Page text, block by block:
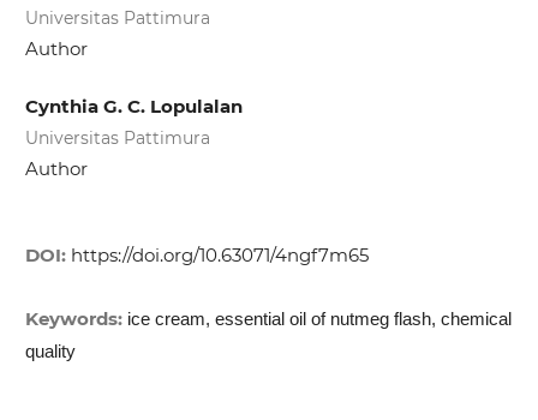
Universitas Pattimura
Author
Cynthia G. C. Lopulalan
Universitas Pattimura
Author
DOI: https://doi.org/10.63071/4ngf7m65
Keywords: ice cream, essential oil of nutmeg flash, chemical
quality